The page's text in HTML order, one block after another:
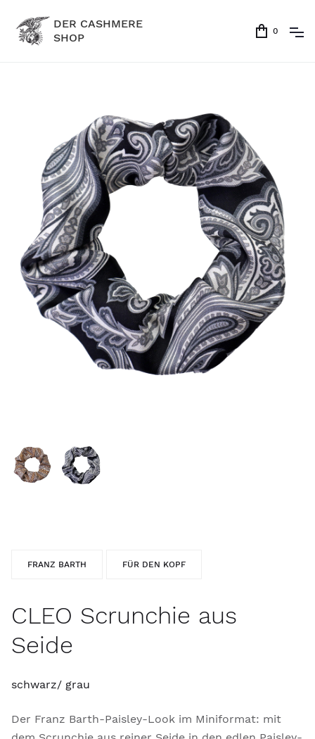
DER CASHMERE
SHOP
0
FRANZ BARTH FÜR DEN KOPF
CLEO Scrunchie aus
Seide
schwarz/ grau
Der Franz Barth-Paisley-Look im Miniformat: mit